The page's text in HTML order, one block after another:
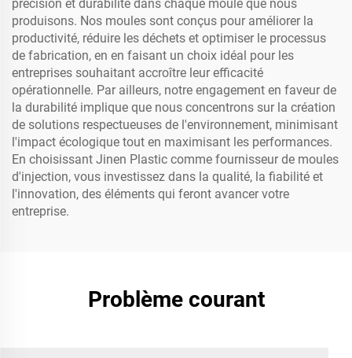
précision et durabilité dans chaque moule que nous
produisons. Nos moules sont conçus pour améliorer la
productivité, réduire les déchets et optimiser le processus
de fabrication, en en faisant un choix idéal pour les
entreprises souhaitant accroître leur efficacité
opérationnelle. Par ailleurs, notre engagement en faveur de
la durabilité implique que nous concentrons sur la création
de solutions respectueuses de l'environnement, minimisant
l'impact écologique tout en maximisant les performances.
En choisissant Jinen Plastic comme fournisseur de moules
d'injection, vous investissez dans la qualité, la fiabilité et
l'innovation, des éléments qui feront avancer votre
entreprise.
Problème courant